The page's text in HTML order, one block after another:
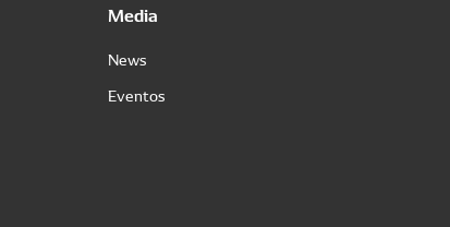
Media
News
Eventos